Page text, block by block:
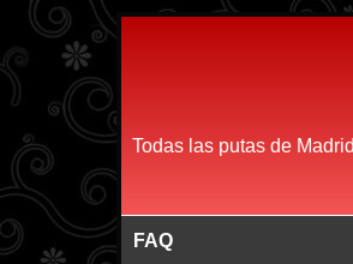
Todas las putas de
FAQ